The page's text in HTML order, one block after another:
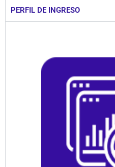
PERFIL DE INGRESO